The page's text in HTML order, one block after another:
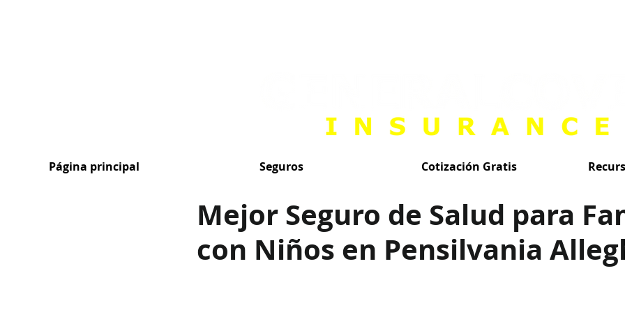
Página principal Seguros Cotización Gratis
Mejor Seguro de Salud para
con Niños en Pensilvania